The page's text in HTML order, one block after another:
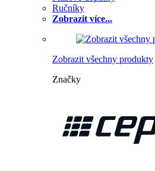
Ručníky
Zobrazit více...
Zobrazit všechny produkty
Značky